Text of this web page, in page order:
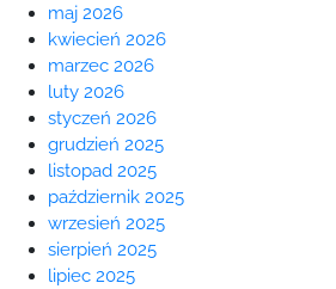
maj 2026
kwiecień 2026
marzec 2026
luty 2026
styczeń 2026
grudzień 2025
listopad 2025
październik 2025
wrzesień 2025
sierpień 2025
lipiec 2025